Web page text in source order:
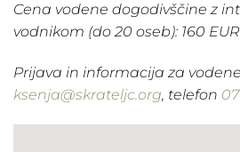
Cena vodene dogodivščine z
vodnikom (do 20 oseb): 160 EUR
Prijava in informacija za
ksenja@skrateljc.org, telefon